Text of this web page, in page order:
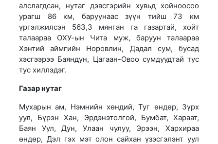
алслагдсан, нутаг дэвсгэрийн хувьд хойноосоо
урагш 86 км, баруунаас зүүн тийш 73 км
үргэлжилсэн 563,3 мянган га газартай, хойт
талаараа ОХУ-ын Чита муж, баруун талаараа
Хэнтий аймгийн Норовлин, Дадал сум, бусад
хэсгээрээ Баяндун, Цагаан-Овоо сумдуудтай тус
тус хиллэдэг.
Газар нутаг
Мухарын ам, Нэмнийн хөндий, Туг өндөр, Зүрх
уул, Бүрэн Хан, Эрдэнэтолгой, Бумбат, Хараат,
Баян Уул, Дун, Улаан чулуу, Эрээн, Хархираа
өндөр, Дэл гэх мэт олон сайхан үзэсгэлэнт уул